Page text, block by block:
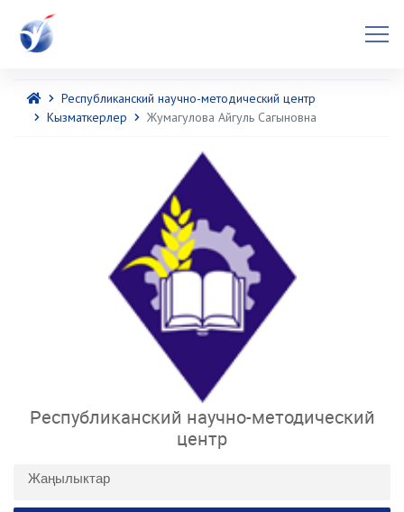
Республиканский научно-методический центр
Кызматкерлер
Жумагулова Айгуль Сагыновна
Республиканский научно-методический
центр
Жаңылыктар